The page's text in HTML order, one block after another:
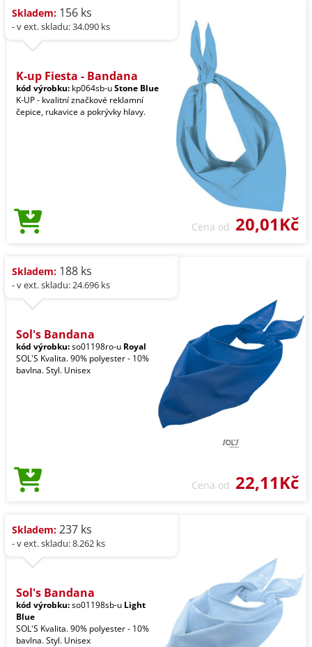
Skladem: 156 ks
- v ext. skladu: 34.090 ks
K-up Fiesta - Bandana
kód výrobku: kp064sb-uStone Blue
K-UP - kvalitní značkové reklamní
čepice, rukavice a pokrývky hlavy.
Cena od 20,01Kč
Skladem: 188 ks
- v ext. skladu: 24.696 ks
Sol's Bandana
kód výrobku:so01198ro-u Royal
SOL'S Kvalita. 90% polyester - 10%
bavlna. Styl. Unisex
Cena od 22,11Kč
Skladem: 237 ks
- v ext. skladu: 8.262 ks
Sol's Bandana
kód výrobku:so01198sb-u Light
Blue
SOL'S Kvalita. 90% polyester - 10%
bavlna. Styl. Unisex